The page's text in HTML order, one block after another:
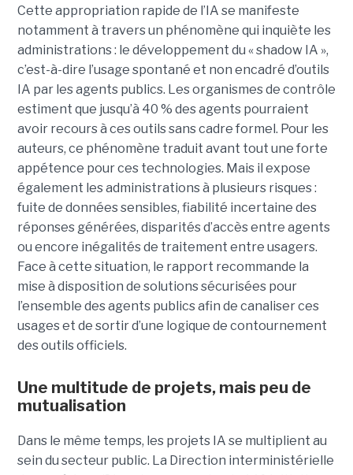
Cette appropriation rapide de l’IA se manifeste
notamment à travers un phénomène qui inquiète les
administrations : le développement du « shadow IA »,
c’est-à-dire l’usage spontané et non encadré d’outils
IA par les agents publics. Les organismes de contrôle
estiment que jusqu’à 40 % des agents pourraient
avoir recours à ces outils sans cadre formel. Pour les
auteurs, ce phénomène traduit avant tout une forte
appétence pour ces technologies. Mais il expose
également les administrations à plusieurs risques :
fuite de données sensibles, fiabilité incertaine des
réponses générées, disparités d’accès entre agents
ou encore inégalités de traitement entre usagers.
Face à cette situation, le rapport recommande la
mise à disposition de solutions sécurisées pour
l’ensemble des agents publics afin de canaliser ces
usages et de sortir d’une logique de contournement
des outils officiels.
Une multitude de projets, mais peu de
mutualisation
Dans le même temps, les projets IA se multiplient au
sein du secteur public. La Direction interministérielle